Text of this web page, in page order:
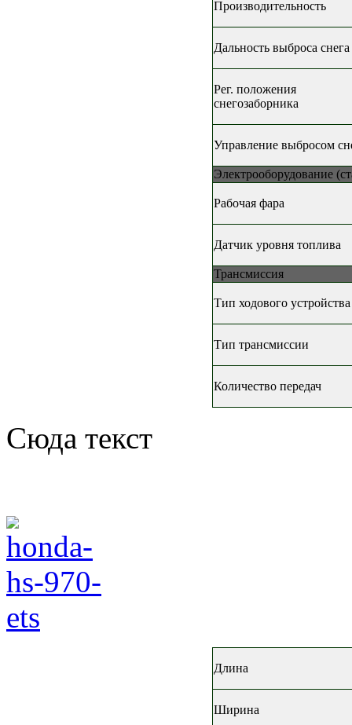
Производительность
Дальность выброса снега
Рег. положения
снегозаборника
Управление выбросом
Электрооборудование
Рабочая фара
Датчик уровня топлива
Трансмиссия
Тип ходового устройства
Тип трансмиссии
Количество передач
Сюда текст
Длина
Ширина